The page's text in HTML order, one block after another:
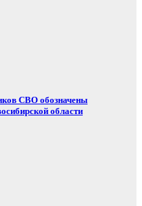
СВО обозначены
области